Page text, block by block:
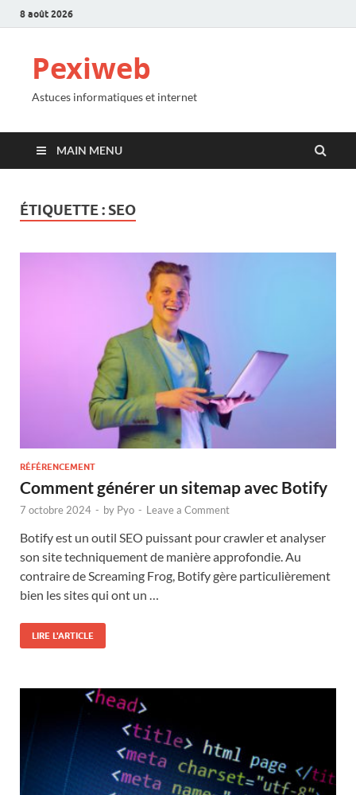
8 août 2026
Pexiweb
Astuces informatiques et internet
MAIN MENU
ÉTIQUETTE : SEO
RÉFÉRENCEMENT
Comment générer un sitemap avec Botify
7 octobre 2024 - by Pyo - Leave a Comment
Botify est un outil SEO puissant pour crawler et analyser
son site techniquement de manière approfondie. Au
contraire de Screaming Frog, Botify gère particulièrement
bien les sites qui ont un …
LIRE L'ARTICLE